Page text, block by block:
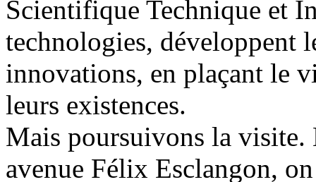
Scientifique Technique et
technologies, développent
innovations, en plaçant le
leurs existences.
Mais poursuivons la visite.
avenue Félix Esclangon,